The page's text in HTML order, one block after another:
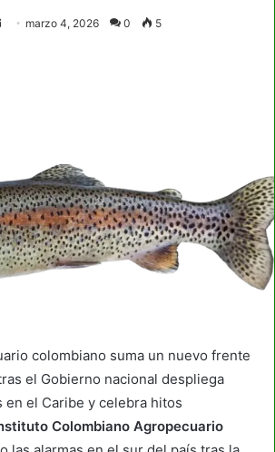
Send marzo 4, 2026 0 5
colombiano suma un nuevo frente
el Gobierno nacional despliega
en el Caribe y celebra hitos
Colombiano Agropecuario